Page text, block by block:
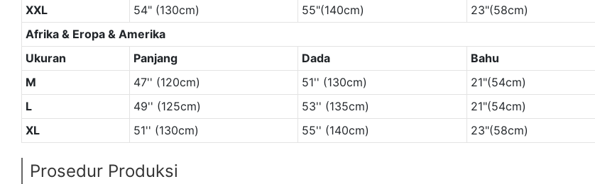
XXL
54" (130cm) 55"(140cm) 23"(58cm)
Afrika & Eropa & Amerika
Ukuran
Panjang Dada Bahu
M
47'' (120cm) 51'' (130cm) 21"(54cm)
L
49'' (125cm) 53'' (135cm) 21"(54cm)
XL
51'' (130cm) 55'' (140cm) 23"(58cm)
Prosedur Produksi